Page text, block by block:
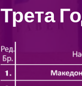
Трета